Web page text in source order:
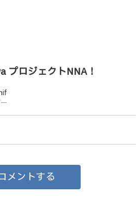
プロジェクトNNA！
メントする